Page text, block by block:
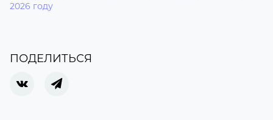
2026 году
ПОДЕЛИТЬСЯ